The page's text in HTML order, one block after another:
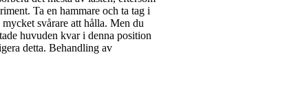
Ta en hammare och ta tag i
svårare att hålla. Men du
huvuden kvar i denna position
detta. Behandling av